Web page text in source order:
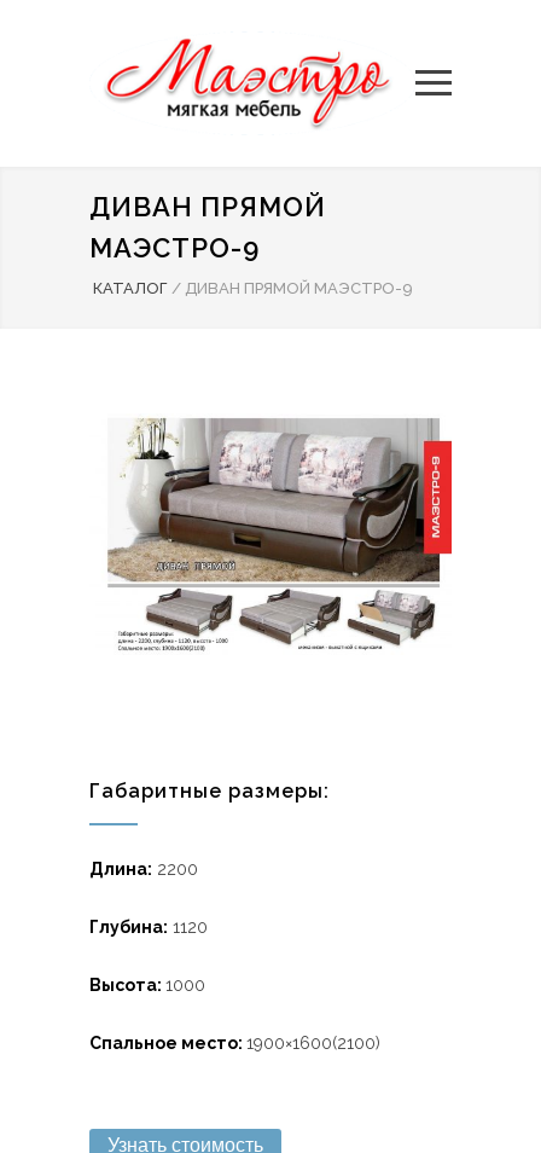
ДИВАН ПРЯМОЙ
МАЭСТРО-9
КАТАЛОГ / ДИВАН ПРЯМОЙ МАЭСТРО-9
Габаритные размеры:
Длина: 2200
Глубина: 1120
Высота: 1000
Спальное место: 1900×1600(2100)
Узнать стоимость